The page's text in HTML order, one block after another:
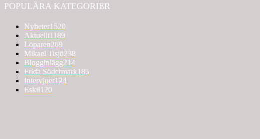
POPULÄRA KATEGORIER
Nyheter1520
Aktuellt1189
Löparen269
Mikael Tisjö238
Blogginlägg214
Frida Södermark185
Intervjuer124
Eskil120